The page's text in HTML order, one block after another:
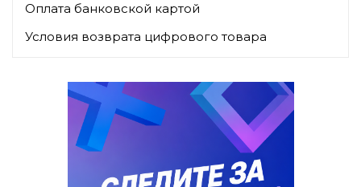
Оплата банковской картой
Условия возврата цифрового товара